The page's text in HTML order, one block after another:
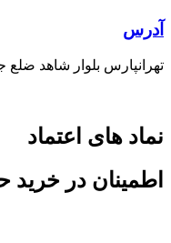
آدرس
تهرانپارس بلوار شاهد
نماد های اعتماد
اطمینان در